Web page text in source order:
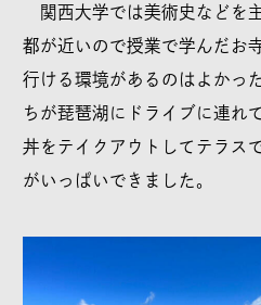
関西大学では美術史などを
都が近いので授業で学んだお
行ける環境があるのはよかっ
ちが琵琶湖にドライブに連れ
丼をテイクアウトしてテラス
がいっぱいできました。